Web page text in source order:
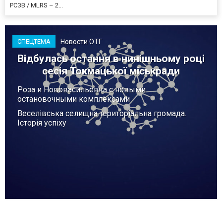
РСЗВ / MLRS – 2...
СПЕЦТЕМА Новости ОТГ
Відбулась остання в нинішньому році
сесія Токмацької міськради
Роза и Нововасильевка с новыми
остановочными комплексами
Веселівська селищна територіальна громада.
Історія успіху